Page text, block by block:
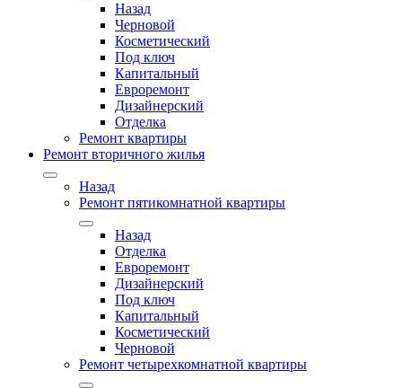
Назад
Черновой
Косметический
Под ключ
Капитальный
Евроремонт
Дизайнерский
Отделка
Ремонт квартиры
Ремонт вторичного жилья
Назад
Ремонт пятикомнатной квартиры
Назад
Отделка
Евроремонт
Дизайнерский
Под ключ
Капитальный
Косметический
Черновой
Ремонт четырехкомнатной квартиры